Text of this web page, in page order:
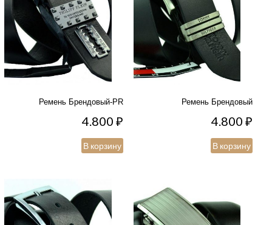
Ремень Брендовый-PR
4.800₽
В корзину
Ремень Брендовый
4.800₽
В корзину